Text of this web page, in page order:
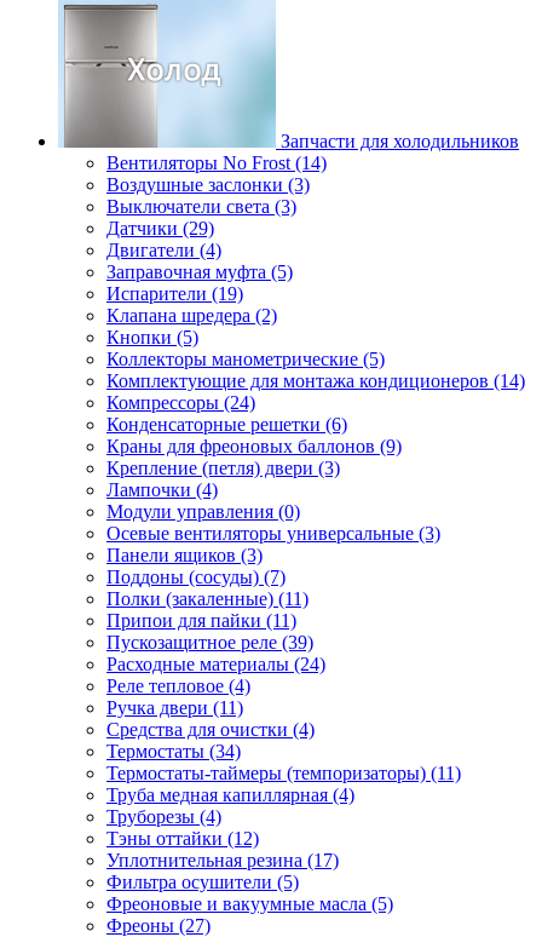
Запчасти для холодильников
Вентиляторы No Frost (14)
Воздушные заслонки (3)
Выключатели света (3)
Датчики (29)
Двигатели (4)
Заправочная муфта (5)
Испарители (19)
Клапана шредера (2)
Кнопки (5)
Коллекторы манометрические (5)
Комплектующие для монтажа кондиционеров (14)
Компрессоры (24)
Конденсаторные решетки (6)
Краны для фреоновых баллонов (9)
Крепление (петля) двери (3)
Лампочки (4)
Модули управления (0)
Осевые вентиляторы универсальные (3)
Панели ящиков (3)
Поддоны (сосуды) (7)
Полки (закаленные) (11)
Припои для пайки (11)
Пускозащитное реле (39)
Расходные материалы (24)
Реле тепловое (4)
Ручка двери (11)
Средства для очистки (4)
Термостаты (34)
Термостаты-таймеры (темпоризаторы) (11)
Труба медная капиллярная (4)
Труборезы (4)
Тэны оттайки (12)
Уплотнительная резина (17)
Фильтра осушители (5)
Фреоновые и вакуумные масла (5)
Фреоны (27)